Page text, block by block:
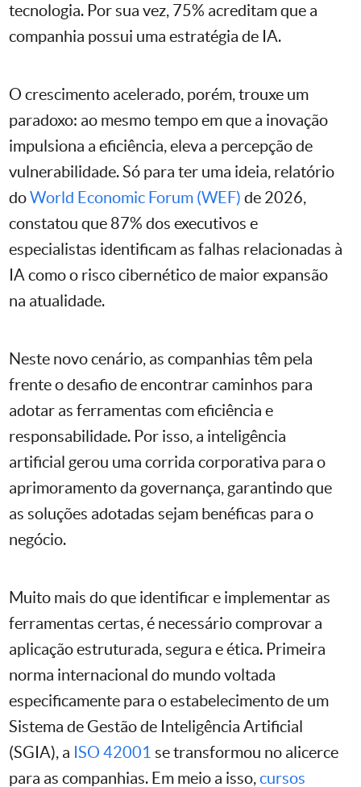
tecnologia. Por sua vez, 75% acreditam que a
companhia possui uma estratégia de IA.
O crescimento acelerado, porém, trouxe um
paradoxo: ao mesmo tempo em que a inovação
impulsiona a eficiência, eleva a percepção de
vulnerabilidade. Só para ter uma ideia, relatório
doWorld Economic Forum (WEF) de 2026,
constatou que 87% dos executivos e
especialistas identificam as falhas relacionadas à
IA como o risco cibernético de maior expansão
na atualidade.
Neste novo cenário, as companhias têm pela
frente o desafio de encontrar caminhos para
adotar as ferramentas com eficiência e
responsabilidade. Por isso, a inteligência
artificial gerou uma corrida corporativa para o
aprimoramento da governança, garantindo que
as soluções adotadas sejam benéficas para o
negócio.
Muito mais do que identificar e implementar as
ferramentas certas, é necessário comprovar a
aplicação estruturada, segura e ética. Primeira
norma internacional do mundo voltada
especificamente para o estabelecimento de um
Sistema de Gestão de Inteligência Artificial
(SGIA), a ISO 42001 se transformou no alicerce
para as companhias. Em meio a isso,cursos